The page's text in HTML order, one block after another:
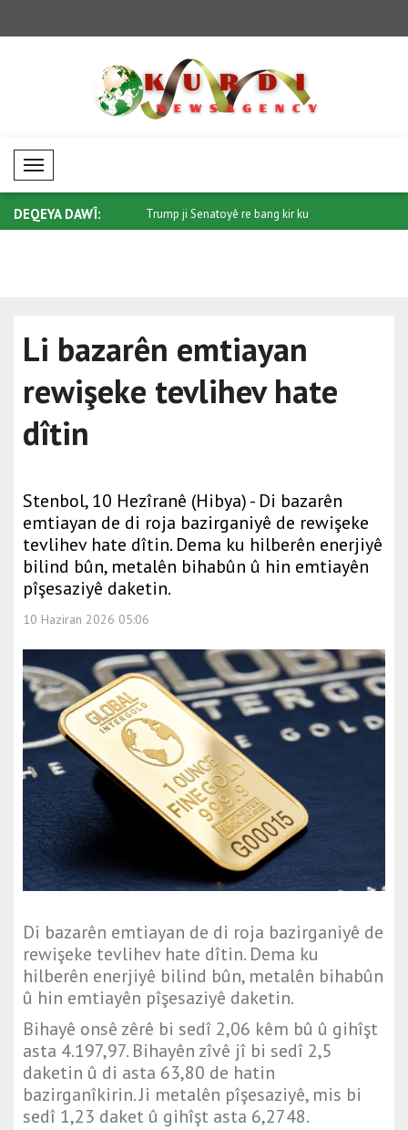
Mobil Menü
DEQEYA DAWÎ:
bo Sûdanê: Piştgiriya pe.. Trump ji Senatoyê re bang kir ku
Li bazarên emtiayan
rewişeke tevlihev hate
dîtin
Stenbol, 10 Hezîranê (Hibya) - Di bazarên
emtiayan de di roja bazirganiyê de rewişeke
tevlihev hate dîtin. Dema ku hilberên enerjiyê
bilind bûn, metalên bihabûn û hin emtiayên
pîşesaziyê daketin.
10 Haziran 2026 05:06
Di bazarên emtiayan de di roja bazirganiyê de
rewişeke tevlihev hate dîtin. Dema ku
hilberên enerjiyê bilind bûn, metalên bihabûn
û hin emtiayên pîşesaziyê daketin.
Bihayê onsê zêrê bi sedî 2,06 kêm bû û gihîşt
asta 4.197,97. Bihayên zîvê jî bi sedî 2,5
daketin û di asta 63,80 de hatin
bazirganîkirin. Ji metalên pîşesaziyê, mis bi
sedî 1,23 daket û gihîşt asta 6,2748.